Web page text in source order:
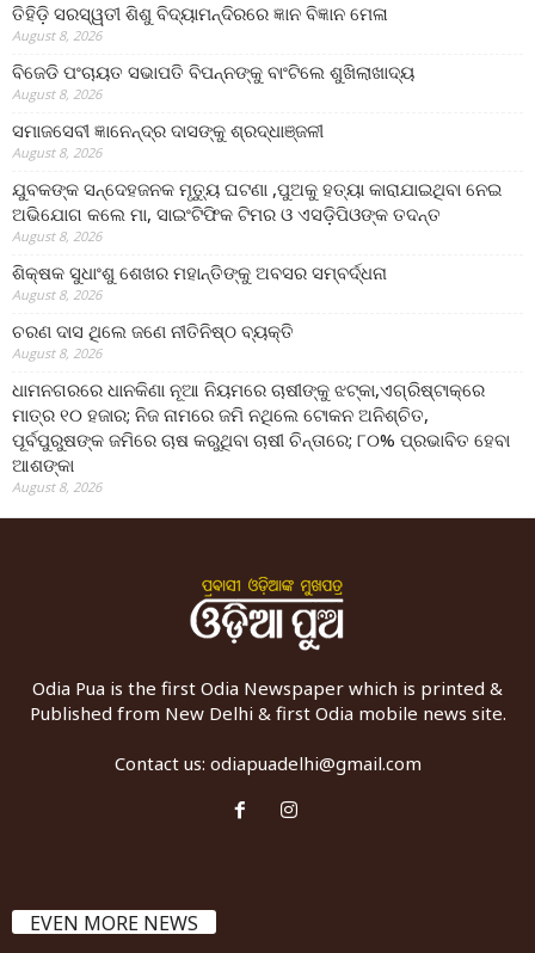
ତିହିଡି଼ ସରସ୍ୱତୀ ଶିଶୁ ବିଦ୍ୟାମନ୍ଦିରରେ ଜ୍ଞାନ ବିଜ୍ଞାନ ମେଳା
August 8, 2026
ବିଜେଡି ପଂଚାୟତ ସଭାପତି ବିପନ୍ନଙ୍କୁ ବାଂଟିଲେ ଶୁଖିଲାଖାଦ୍ୟ
August 8, 2026
ସମାଜସେବୀ ଜ୍ଞାନେନ୍ଦ୍ର ଦାସଙ୍କୁ ଶ୍ରଦ୍ଧାଞ୍ଜଳୀ
August 8, 2026
ଯୁବକଙ୍କ ସନ୍ଦେହଜନକ ମୃତ୍ୟୁ ଘଟଣା ,ପୁଅକୁ ହତ୍ୟା କାରାଯାଇଥିବା ନେଇ
ଅଭିଯୋଗ କଲେ ମା, ସାଇଂଟିଫିକ ଟିମର ଓ ଏସଡ଼ିପିଓଙ୍କ ତଦନ୍ତ
August 8, 2026
ଶିକ୍ଷକ ସୁଧାଂଶୁ ଶେଖର ମହାନ୍ତିଙ୍କୁ ଅବସର ସମ୍ବର୍ଦ୍ଧନା
August 8, 2026
ଚରଣ ଦାସ ଥିଲେ ଜଣେ ନୀତିନିଷ୍ଠ ବ୍ୟକ୍ତି
August 8, 2026
ଧାମନଗରରେ ଧାନକିଣା ନୂଆ ନିୟମରେ ଚାଷୀଙ୍କୁ ଝଟ୍‌କା,ଏଗ୍ରିଷ୍ଟାକ୍‌ରେ
ମାତ୍ର ୧୦ ହଜାର; ନିଜ ନାମରେ ଜମି ନଥିଲେ ଟୋକନ ଅନିଶ୍ଚିତ,
ପୂର୍ବପୁରୁଷଙ୍କ ଜମିରେ ଚାଷ କରୁଥିବା ଚାଷୀ ଚିନ୍ତାରେ; ୮୦% ପ୍ରଭାବିତ ହେବା
ଆଶଙ୍କା
August 8, 2026
Odia Pua is the first Odia Newspaper which is printed &
Published from New Delhi & first Odia mobile news site.
Contact us: odiapuadelhi@gmail.com
EVEN MORE NEWS